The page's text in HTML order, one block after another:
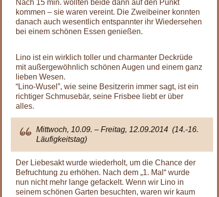
Nach 15 min. wollten beide dann auf den Punkt
kommen – sie waren vereint. Die Zweibeiner konnten
danach auch wesentlich entspannter ihr Wiedersehen
bei einem schönen Essen genießen.
Lino ist ein wirklich toller und charmanter Deckrüde
mit außergewöhnlich schönen Augen und einem ganz
lieben Wesen.
“Lino-Wusel”, wie seine Besitzerin immer sagt, ist ein
richtiger Schmusebär, seine Frisbee liebt er über
alles.
Mittwoch, 10.09. – Freitag, 12.09.2014 (14.-16.
Läufigkeitstag)
Der Liebesakt wurde wiederholt, um die Chance der
Befruchtung zu erhöhen. Nach dem „1. Mal“ wurde
nun nicht mehr lange gefackelt. Wenn wir Lino in
seinem schönen Garten besuchten, waren wir kaum